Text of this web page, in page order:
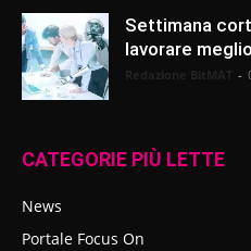
Settimana
lavorare meglio
-
CATEGORIE PIÙ LETTE
News
Portale Focus On